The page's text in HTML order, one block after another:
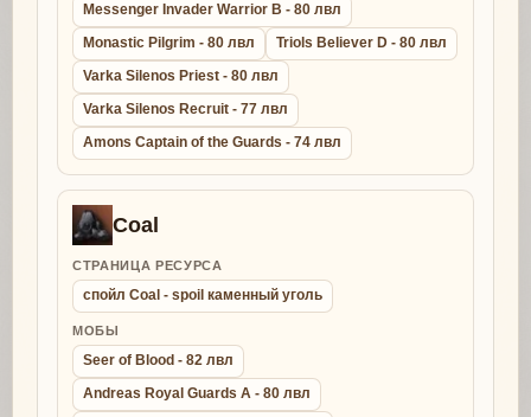
Messenger Invader Warrior B - 80 лвл
Monastic Pilgrim - 80 лвл
Triols Believer D - 80 лвл
Varka Silenos Priest - 80 лвл
Varka Silenos Recruit - 77 лвл
Amons Captain of the Guards - 74 лвл
Coal
СТРАНИЦА РЕСУРСА
спойл Coal - spoil каменный уголь
МОБЫ
Seer of Blood - 82 лвл
Andreas Royal Guards A - 80 лвл